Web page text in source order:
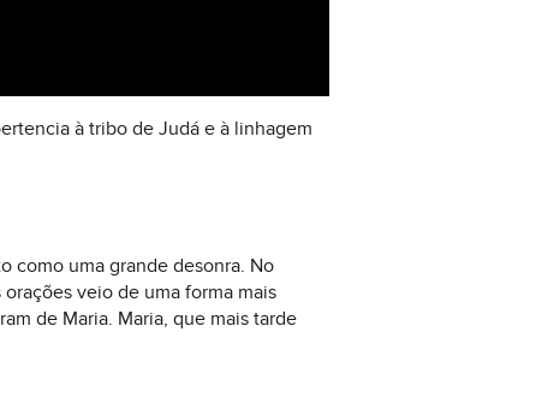
à tribo de Judá e à linhagem
como uma grande desonra. No
veio de uma forma mais
de Maria. Maria, que mais tarde